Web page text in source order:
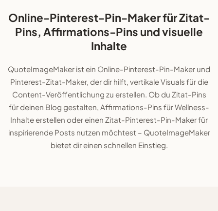
Online-Pinterest-Pin-Maker für Zitat-
Pins, Affirmations-Pins und visuelle
Inhalte
QuoteImageMaker ist ein Online-Pinterest-Pin-Maker und
Pinterest-Zitat-Maker, der dir hilft, vertikale Visuals für die
Content-Veröffentlichung zu erstellen. Ob du Zitat-Pins
für deinen Blog gestalten, Affirmations-Pins für Wellness-
Inhalte erstellen oder einen Zitat-Pinterest-Pin-Maker für
inspirierende Posts nutzen möchtest – QuoteImageMaker
bietet dir einen schnellen Einstieg.